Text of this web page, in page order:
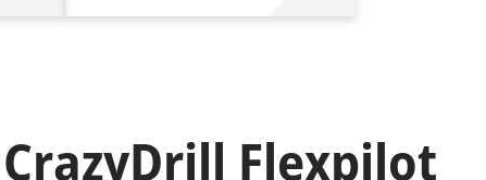
CrazyDrill Flexpilot